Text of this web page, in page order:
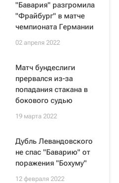
"Бавария" разгромила
"Фрайбург" в матче
чемпионата Германии
02 апреля 2022
Матч бундеслиги
прервался из-за
попадания стакана в
бокового судью
19 марта 2022
Дубль Левандовского
не спас "Баварию" от
поражения "Бохуму"
12 февраля 2022